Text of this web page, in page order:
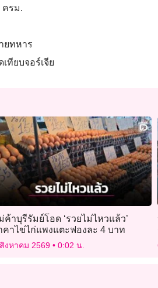
ครม.
ยทหาร
ทียบจอร์เจีย
ค้าบุรีรัมย์โอด ‘รวยไม่ไหวแล้ว’
คาไข่ไก่แพงแตะฟองละ 4 บาท
งหาคม 2569 0:02 น.